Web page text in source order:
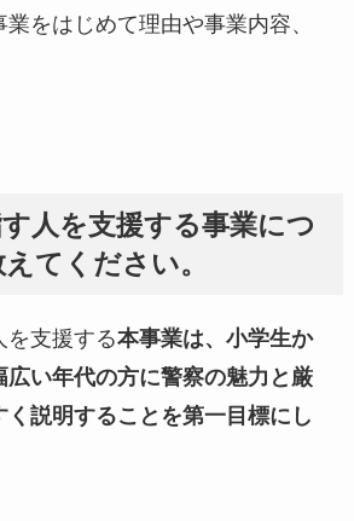
をはじめて理由や事業内容、
人を支援する事業につ
てください。
を支援する本事業は、小学生か
広い年代の方に警察の魅力と厳
く説明することを第一目標にし